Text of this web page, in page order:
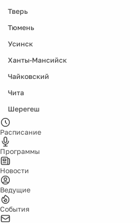
Тверь
Тюмень
Усинск
Ханты-Мансийск
Чайковский
Чита
Шерегеш
Расписание
Программы
Новости
Ведущие
События